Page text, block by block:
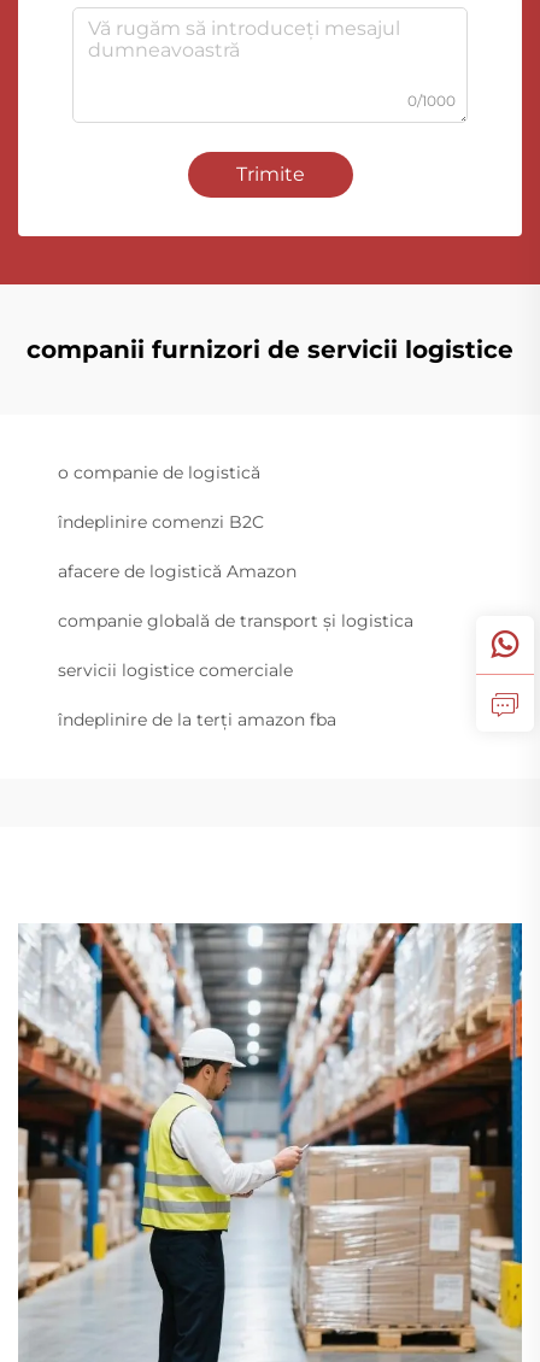
0/1000
Trimite
companii furnizori de servicii logistice
o companie de logistică
îndeplinire comenzi B2C
afacere de logistică Amazon
companie globală de transport și logistica
servicii logistice comerciale
îndeplinire de la terți amazon fba